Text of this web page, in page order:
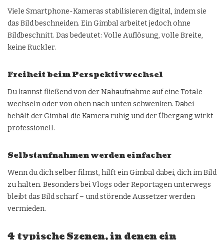
Viele Smartphone-Kameras stabilisieren digital, indem sie
das Bild beschneiden. Ein Gimbal arbeitet jedoch ohne
Bildbeschnitt. Das bedeutet: Volle Auflösung, volle Breite,
keine Ruckler.
Freiheit beim Perspektivwechsel
Du kannst fließend von der Nahaufnahme auf eine Totale
wechseln oder von oben nach unten schwenken. Dabei
behält der Gimbal die Kamera ruhig und der Übergang wirkt
professionell.
Selbstaufnahmen werden einfacher
Wenn du dich selber filmst, hilft ein Gimbal dabei, dich im Bild
zu halten. Besonders bei Vlogs oder Reportagen unterwegs
bleibt das Bild scharf – und störende Aussetzer werden
vermieden.
4 typische Szenen, in denen ein